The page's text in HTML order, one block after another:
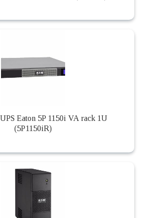
Eaton 5P 1150i VA rack 1U
(5P1150iR)